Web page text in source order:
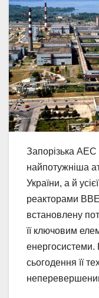
Запорізька АЕС
найпотужніша
України, а й
реакторами
встановлену
її ключовим
енергосистеми.
сьогодення її
неперевершеним